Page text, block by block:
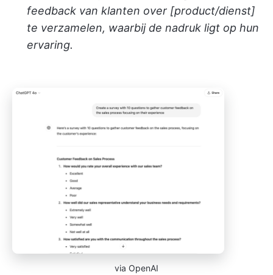
feedback van klanten over [product/dienst]
te verzamelen, waarbij de nadruk ligt op hun
ervaring.
via OpenAI